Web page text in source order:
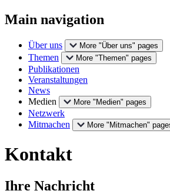
Main navigation
Über uns More "Über uns" pages
Themen More "Themen" pages
Publikationen
Veranstaltungen
News
Medien
More "Medien" pages
Netzwerk
Mitmachen
More "Mitmachen"
Kontakt
Ihre Nachricht